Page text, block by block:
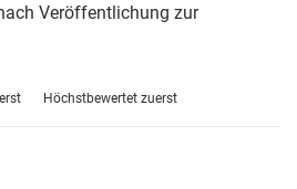
Veröffentlichung zur
Höchstbewertet zuerst